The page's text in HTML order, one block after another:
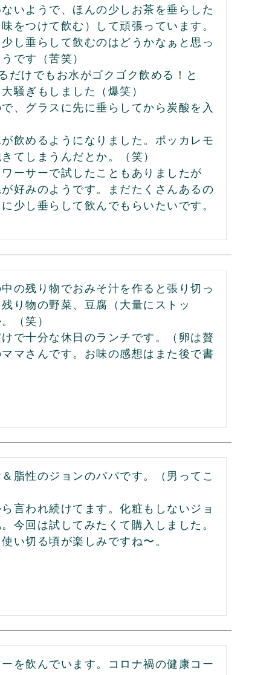
いようで、ほんの少しお茶を垂らした
をつけて飲む）して頑張っています。
し垂らして飲むのはどうかなぁと思っ
です（苦笑）
だけでもお水がゴクゴク飲める！と
騒ぎもしました（爆笑）
、グラスに先に垂らしてから炭酸を入
飲めるようになりました。ポッカレモ
てしまうんだとか。（笑）
ーサーで試したこともありましたが
好みのようです。まだたくさんあるの
少し垂らして飲んでもらいたいです。
の残り物でおみそ汁を作ると張り切っ
り物の野菜、豆腐（大量にストッ
（笑）
で十分な休日のランチです。（卵は贅
マさんです。お味の感想はまた後で書
脂性のジョンのパパです。（男ってこ
言われ続けてます。化粧もしないジョ
今回は試してみたくて購入しました。
い切る頃が楽しみですね〜。
を飲んでいます。コロナ禍の健康コー